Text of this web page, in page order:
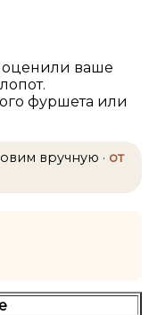
оценили ваше
фуршета или
вручную · от